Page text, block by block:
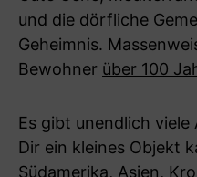
und die dörfliche
Geheimnis.
Bewohner über 100
Es gibt unendlich
Dir ein kleines Objekt
Südamerika, Asien,